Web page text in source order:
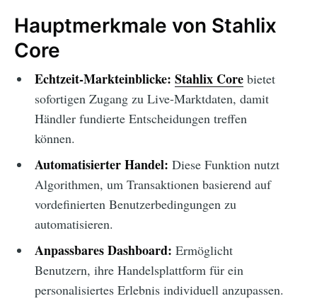
Hauptmerkmale von Stahlix
Core
Echtzeit-Markteinblicke: Stahlix Corebietet
sofortigen Zugang zu Live-Marktdaten, damit
Händler fundierte Entscheidungen treffen
können.
Automatisierter Handel: Diese Funktion nutzt
Algorithmen, um Transaktionen basierend auf
vordefinierten Benutzerbedingungen zu
automatisieren.
Anpassbares Dashboard: Ermöglicht
Benutzern, ihre Handelsplattform für ein
personalisiertes Erlebnis individuell anzupassen.